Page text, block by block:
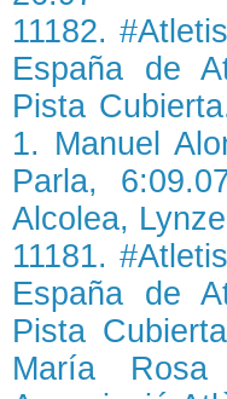
11182.
España de
Pista
1. Manuel
Parla,
Alcolea,
11181.
España de
Pista
María Rosa